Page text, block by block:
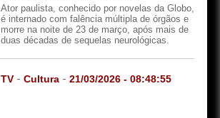
Ator paulista, conhecido por novelas da Globo,
é internado com falência múltipla de órgãos e
morre na noite de 23 de março, após mais de
duas décadas de sequelas neurológicas.
TV -Cultura -21/03/2026 - 08:48:55